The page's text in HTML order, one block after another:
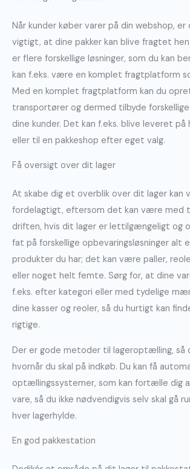
Når kunder køber varer på din webshop,
vigtigt, at dine pakker kan blive fragtet
er flere forskellige løsninger, som du kan
kan f.eks. være en komplet fragtplatform
Med en komplet fragtplatform kan du
transportører og dermed tilbyde
dine kunder. Det kan f.eks. blive leveret på
eller til en pakkeshop efter eget valg.
Få oversigt over dit lager
At skabe dig et overblik over dit lager kan
fordelagtigt, eftersom det kan være med
driften, hvis dit lager er lettilgængeligt og
fat på forskellige opbevaringsløsninger alt
produkter du har; det kan være paller,
eller noget helt femte. Sørg for, at dine
f.eks. efter kategori eller med tydelige
dine kasser og reoler, så du hurtigt kan
rigtige.
Der er gode metoder til lageroptælling, så
hvornår du skal på indkøb. Du kan få
optællingssystemer, som kan fortælle dig
vare, så du ikke nødvendigvis selv skal gå
hver lagerhylde.
En god pakkestation